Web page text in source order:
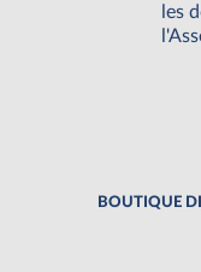
les
BOUTIQUE